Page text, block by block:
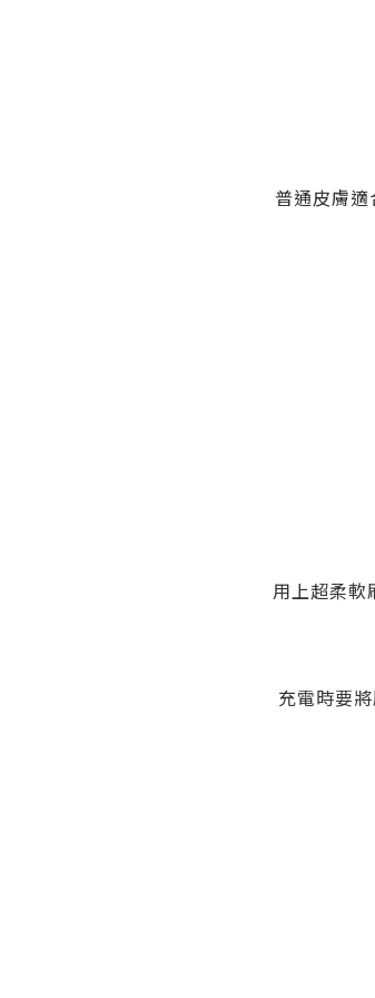
普通皮膚
用上超柔
充電時要